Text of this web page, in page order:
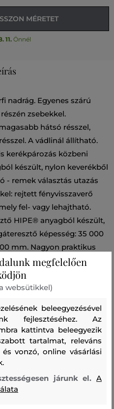
MÉRETET
11.Önnél
nadrág. Egyenes szárú
zsebekkel.
hátsó résszel,
A vádlinál állítható.
kerékpározás közbeni
készült, nylon keverékből
- remek választás utazás
rejtett fényvisszaverő
fel- vagy lehajtható.
HIPE® anyagból készült,
képesség: 35 000
mm. Nagyon praktikus
kihasznál majd - nem
megfelelően
websütikkel)
beleegyezésével
fejlesztéséhez. Az
kattintva beleegyezik
tartalmat, releváns
vonzó, online vásárlási
járunk el.A